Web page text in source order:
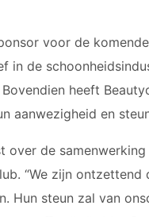
5
6 JM
7
8JM
2
voor de
in de
heeft
aanwezigheid en
over de
“We zijn
Hun steun zal van